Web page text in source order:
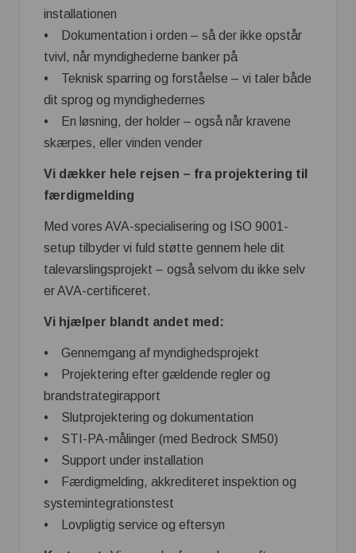
installationen
• Dokumentation i orden – så der ikke opstår
tvivl, når myndighederne banker på
• Teknisk sparring og forståelse – vi taler både
dit sprog og myndighedernes
• En løsning, der holder – også når kravene
skærpes, eller vinden vender
Vi dækker hele rejsen – fra projektering til
færdigmelding
Med vores AVA-specialisering og ISO 9001-
setup tilbyder vi fuld støtte gennem hele dit
talevarslingsprojekt – også selvom du ikke selv
er AVA-certificeret.
Vi hjælper blandt andet med:
• Gennemgang af myndighedsprojekt
• Projektering efter gældende regler og
brandstrategirapport
• Slutprojektering og dokumentation
• STI-PA-målinger (med Bedrock SM50)
• Support under installation
• Færdigmelding, akkrediteret inspektion og
systemintegrationstest
• Lovpligtig service og eftersyn